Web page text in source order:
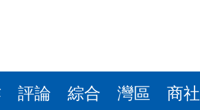
評論 綜合 灣區 商社